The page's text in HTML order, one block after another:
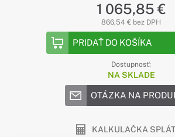
1 065,85 €
866,54 € bez DPH
PRIDAŤ DO KOŠÍKA
Dostupnosť:
NA SKLADE
OTÁZKA NA
KALKULAČKA